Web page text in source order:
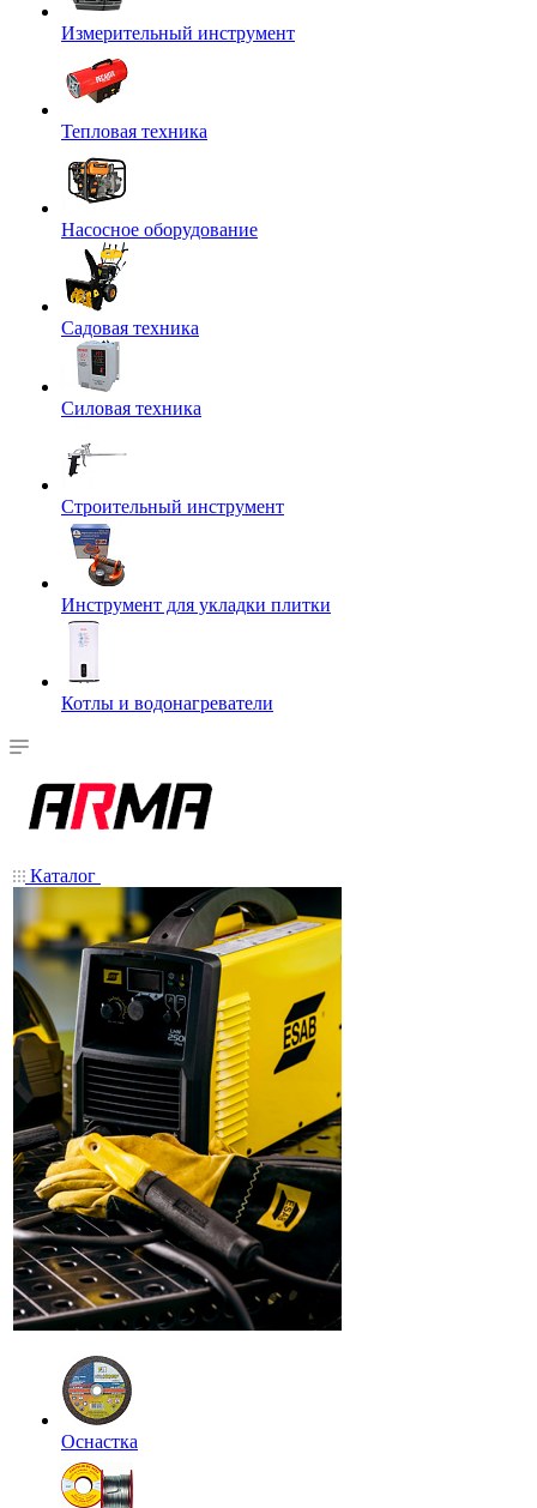
Измерительный инструмент
Тепловая техника
Насосное оборудование
Садовая техника
Силовая техника
Строительный инструмент
Инструмент для укладки плитки
Котлы и водонагреватели
Каталог
Оснастка